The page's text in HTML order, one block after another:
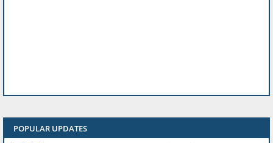
POPULAR UPDATES